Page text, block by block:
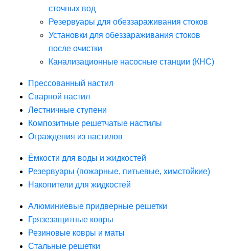
сточных вод
Резервуары для обеззараживания стоков
Установки для обеззараживания стоков
после очистки
Канализационные насосные станции (КНС)
Прессованный настил
Сварной настил
Лестничные ступени
Композитные решетчатые настилы
Ограждения из настилов
Ёмкости для воды и жидкостей
Резервуары (пожарные, питьевые, химстойкие)
Накопители для жидкостей
Алюминиевые придверные решетки
Грязезащитные ковры
Резиновые ковры и маты
Стальные решетки